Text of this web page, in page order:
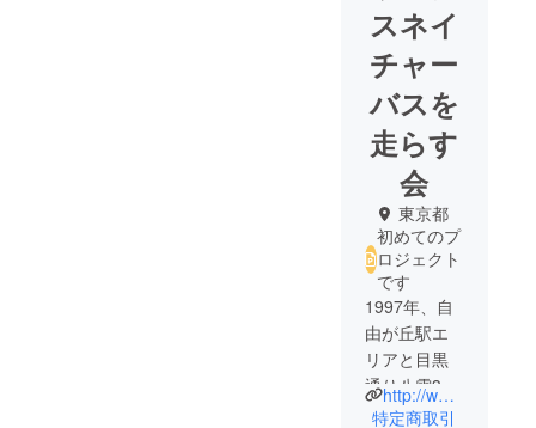
スネイ
チャー
バスを
走らす
会
東京都
初めてのプ
ロジェクト
です
1997年、自
由が丘駅エ
リアと目黒
通り八雲3丁
目エリアを
http://www.thanksnaturebus.org/index.html
特定商取引